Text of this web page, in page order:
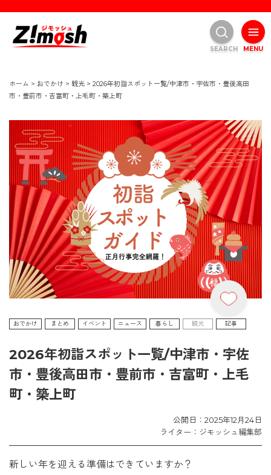
ホーム > おでかけ > 観光 > 2026年初詣スポット一覧/中津市・宇佐市・豊後高田
市・豊前市・吉富町・上毛町・築上町
おでかけ まとめ イベント ニュース 暮らし 観光 記事
2026年初詣スポット一覧/中津市・宇佐
市・豊後高田市・豊前市・吉富町・上毛
町・築上町
公開日：2025年12月24日
ライター：ジモッシュ編集部
新しい年を迎える準備はできていますか？
MENU
SEARCH